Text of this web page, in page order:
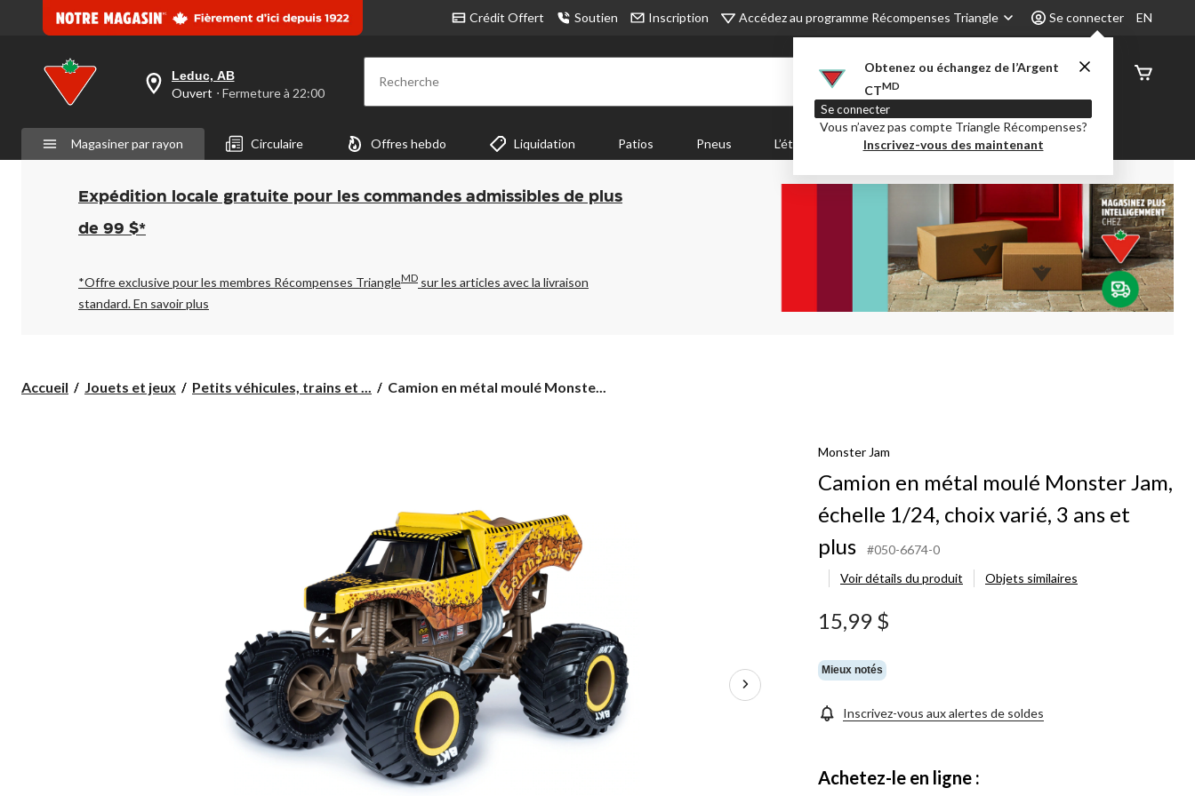
Crédit Offert Soutien Inscription Accédez au programme Récompenses Triangle Se connecter
Obtenez ou échangez de l’Argent
CTMD
Se connecter
Vous n’avez pas compte Triangle Récompenses?
Inscrivez-vous des maintenant
EN
votre
est
Leduc,
AB,
Ouvert,
Fermeture
à
pour
changer
Leduc, AB
Ouvert ⋅ Fermeture à 22:00 Recherche
État de
Magasiner par rayon Circulaire Offres hebdo Liquidation Patios Pneus L’été Party City Centre-auto
Expédition locale gratuite pour les commandes admissibles de plus
de 99 $*
*Offre exclusive pour les membres Récompenses TriangleMD sur les articles avec la livraison
standard.En savoir plus
Accueil Jouets et jeux Petits véhicules, trains et ...
Camion
choix
varié,
3 ans
plus
Camion en métal moulé Monste...
Monster Jam
Camion en métal moulé Monster Jam,
échelle 1/24, choix varié, 3 ans et
plus
#050-6674-0
Voir détails du produit
Objets similaires
15,99 $
Mieux notés
Inscrivez-vous aux alertes de soldes
Achetez-le en ligne :